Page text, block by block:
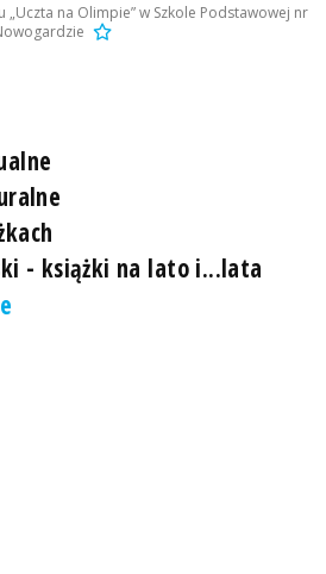
„Uczta na Olimpie” w Szkole Podstawowej nr
- książki na lato i...lata